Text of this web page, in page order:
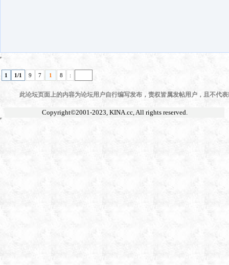
1 1/1 9 7 1 8 :
此论坛页面上的内容为论坛用户自行编写发布，责权皆属发帖用户，且不代
Copyright©2001-2023, KINA.cc, All rights reserved.